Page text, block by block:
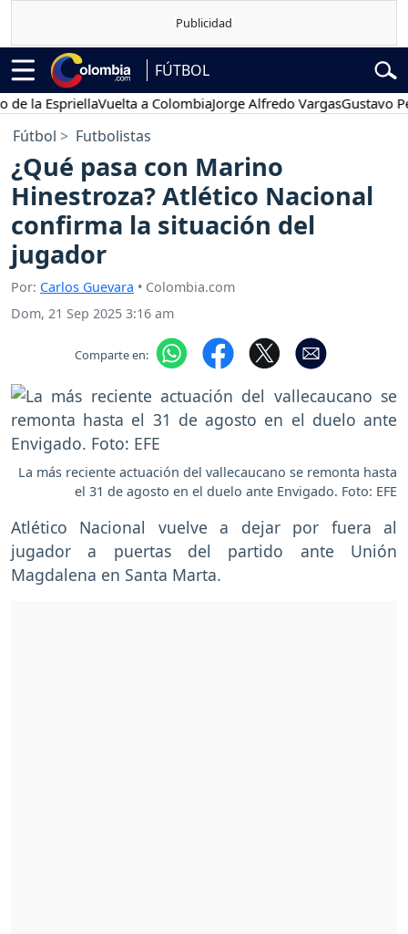
FÚTBOL
Vuelta a ColombiaJorge Alfredo VargasGustavo Petro
Fútbol Futbolistas
¿Qué pasa con Marino
Hinestroza? Atlético Nacional
confirma la situación del
jugador
Por: Carlos Guevara • Colombia.com
Dom, 21 Sep 2025 3:16 am
Comparte en:
La más reciente actuación del vallecaucano se remonta hasta
el 31 de agosto en el duelo ante Envigado. Foto: EFE
Atlético Nacional vuelve a dejar por fuera al
jugador a puertas del partido ante Unión
Magdalena en Santa Marta.